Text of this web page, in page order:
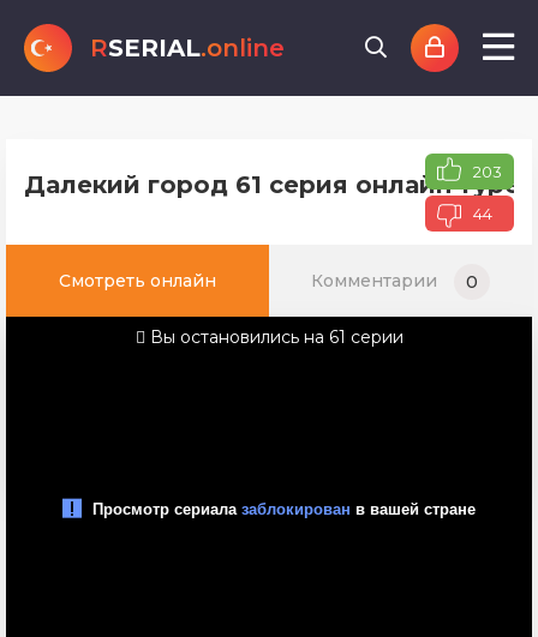
RSERIAL.online
Далекий город 61 серия онлайн 203
44
Смотреть онлайн Комментарии 0
Вы остановились на 61 серии